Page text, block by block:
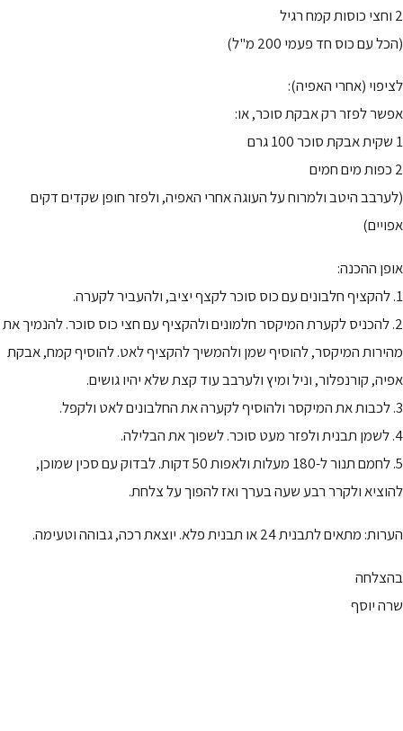
2 וחצי כוסות קמח רגיל
(הכל עם כוס חד פעמי 200 מ"ל)
לציפוי (אחרי האפיה):
אפשר לפזר רק אבקת סוכר, או:
1 שקית אבקת סוכר 100 גרם
2 כפות מים חמים
(לערבב היטב ולמרוח על העוגה אחרי האפיה, ולפזר חופן שקדים דקים
אפויים)
אופן ההכנה:
1. להקציף חלבונים עם כוס סוכר לקצף יציב, ולהעביר לקערה.
2. להכניס לקערת המיקסר חלמונים ולהקציף עם חצי כוס סוכר. להנמיך את
מהירות המיקסר, להוסיף שמן ולהמשיך להקציף לאט. להוסיף קמח, אבקת
אפיה, קורנפלור, וניל ומיץ ולערבב עוד קצת שלא יהיו גושים.
3. לכבות את המיקסר ולהוסיף לקערה את החלבונים לאט ולקפל.
4. לשמן תבנית ולפזר מעט סוכר. לשפוך את הבלילה.
5. לחמם תנור ל-180 מעלות ולאפות 50 דקות. לבדוק עם סכין שמוכן,
להוציא ולקרר רבע שעה בערך ואז להפוך על צלחת.
הערות: מתאים לתבנית 24 או תבנית פלא. יוצאת רכה, גבוהה וטעימה.
בהצלחה
שרה יוסף